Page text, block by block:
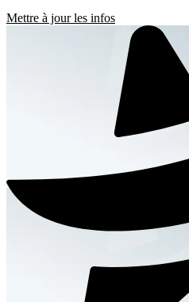
Mettre à jour les infos